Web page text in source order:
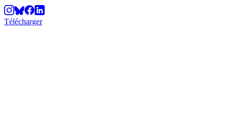
Télécharger